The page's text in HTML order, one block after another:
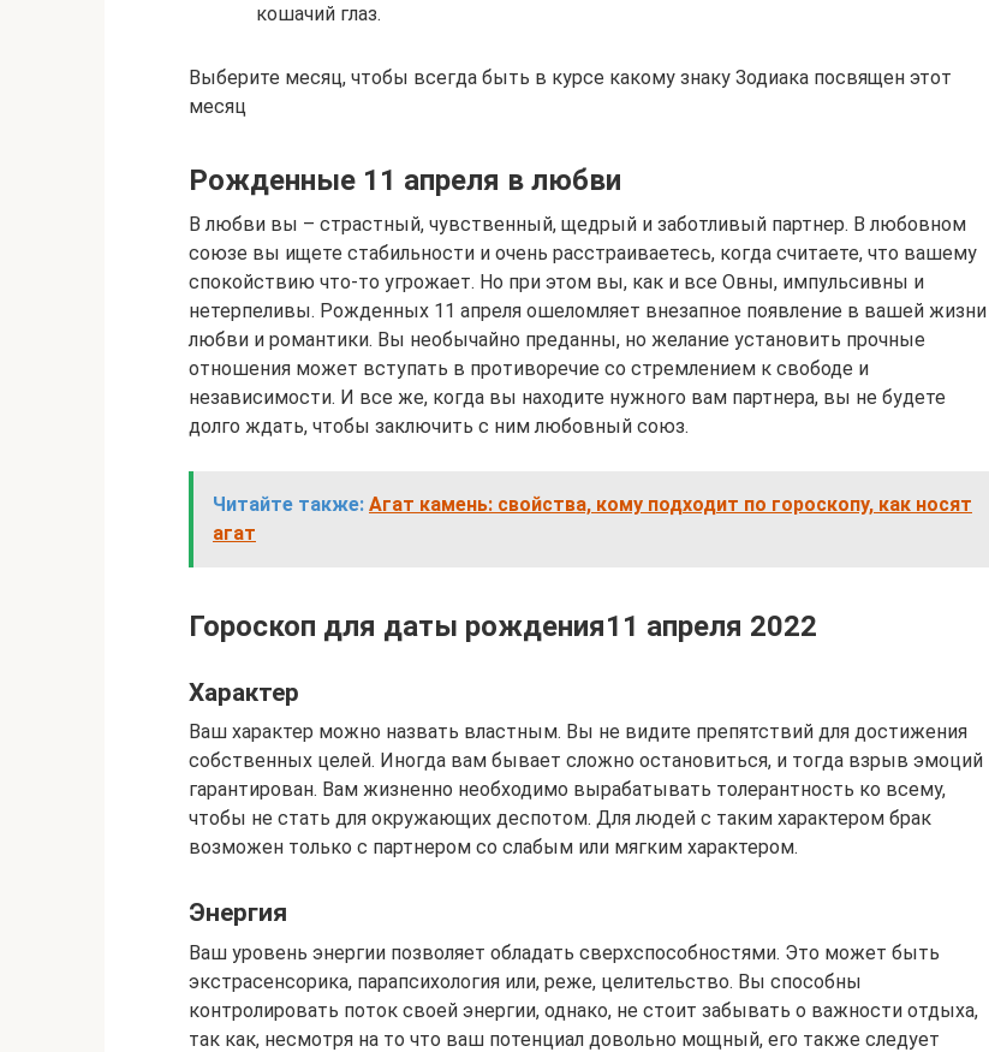
кошачий глаз.
Выберите месяц, чтобы всегда быть в курсе какому знаку Зодиака посвящен этот
месяц
Рожденные 11 апреля в любви
В любви вы – страстный, чувственный, щедрый и заботливый партнер. В любовном
союзе вы ищете стабильности и очень расстраиваетесь, когда считаете, что вашему
спокойствию что-то угрожает. Но при этом вы, как и все Овны, импульсивны и
нетерпеливы. Рожденных 11 апреля ошеломляет внезапное появление в вашей жизни
любви и романтики. Вы необычайно преданны, но желание установить прочные
отношения может вступать в противоречие со стремлением к свободе и
независимости. И все же, когда вы находите нужного вам партнера, вы не будете
долго ждать, чтобы заключить с ним любовный союз.
Читайте также: Агат камень: свойства, кому подходит по гороскопу, как носят
агат
Гороскоп для даты рождения11 апреля 2022
Характер
Ваш характер можно назвать властным. Вы не видите препятствий для достижения
собственных целей. Иногда вам бывает сложно остановиться, и тогда взрыв эмоций
гарантирован. Вам жизненно необходимо вырабатывать толерантность ко всему,
чтобы не стать для окружающих деспотом. Для людей с таким характером брак
возможен только с партнером со слабым или мягким характером.
Энергия
Ваш уровень энергии позволяет обладать сверхспособностями. Это может быть
экстрасенсорика, парапсихология или, реже, целительство. Вы способны
контролировать поток своей энергии, однако, не стоит забывать о важности отдыха,
так как, несмотря на то что ваш потенциал довольно мощный, его также следует